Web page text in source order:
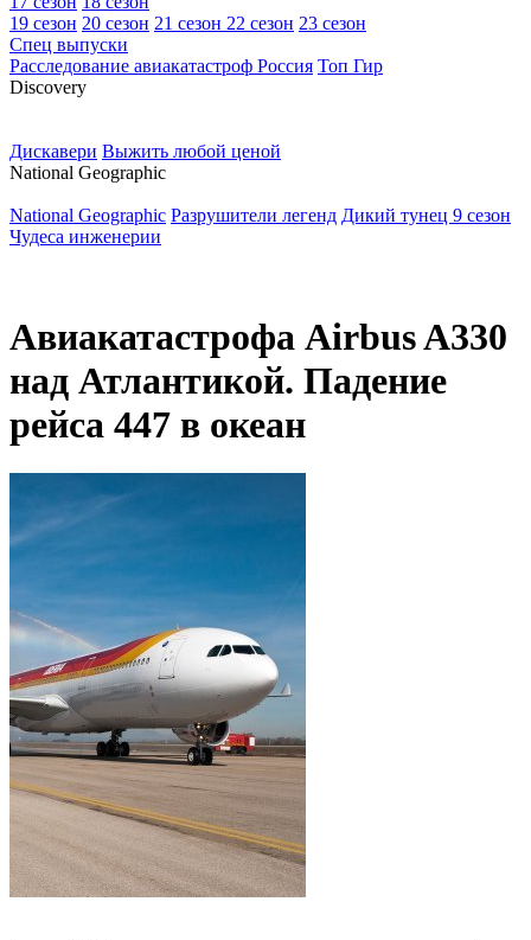
19 сезон 20 сезон 21 сезон 22 сезон 23 сезон
Спец выпуски
Расследование авиакатастроф Россия Топ Гир
Discovery
Дискавери Выжить любой ценой
National Geographic
National Geographic Разрушители легенд Дикий тунец 9 сезон
Чудеса инженерии
Авиакатастрофа Airbus A330
над Атлантикой. Падение
рейса 447 в океан